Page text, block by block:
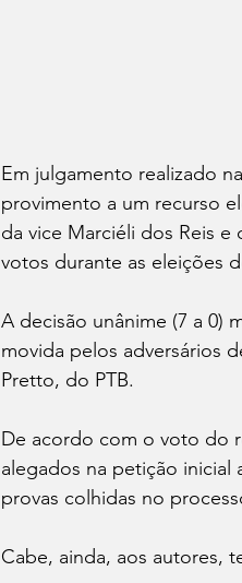
Em julgamento realizado
provimento a um recurso
da vice Marciéli dos Reis
votos durante as eleições
A decisão unânime (7 a 0)
movida pelos adversários
Pretto, do PTB.
De acordo com o voto do
alegados na petição inicial
provas colhidas no
Cabe, ainda, aos autores,